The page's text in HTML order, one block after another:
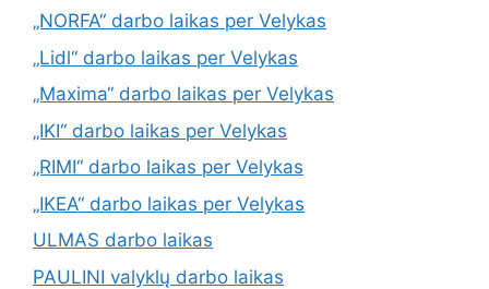
„NORFA“ darbo laikas per Velykas
„Lidl“ darbo laikas per Velykas
„Maxima“ darbo laikas per Velykas
„IKI“ darbo laikas per Velykas
„RIMI“ darbo laikas per Velykas
„IKEA“ darbo laikas per Velykas
ULMAS darbo laikas
PAULINI valyklų darbo laikas